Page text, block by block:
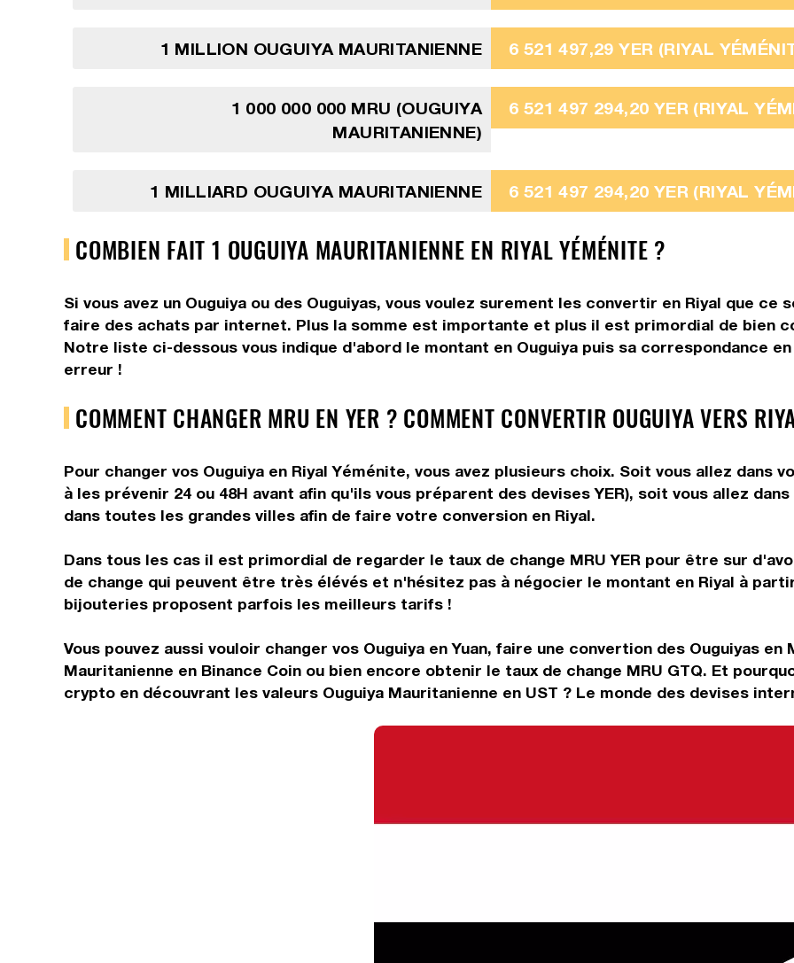
1 MILLION OUGUIYA MAURITANIENNE 6 521 497,29 YER (RIYAL
1 000 000 000 MRU (OUGUIYA
MAURITANIENNE)
6 521 497 294,20 YER (RIYAL
1 MILLIARD OUGUIYA MAURITANIENNE 6 521 497 294,20 YER (RIYAL
COMBIEN FAIT 1 OUGUIYA MAURITANIENNE EN RIYAL YÉMÉNITE ?
Si vous avez un Ouguiya ou des Ouguiyas, vous voulez surement les convertir en Riyal que
faire des achats par internet. Plus la somme est importante et plus il est primordial de bien
Notre liste ci-dessous vous indique d'abord le montant en Ouguiya puis sa correspondance
erreur !
COMMENT CHANGER MRU EN YER ? COMMENT CONVERTIR OUGUIYA VERS
Pour changer vos Ouguiya en Riyal Yéménite, vous avez plusieurs choix. Soit vous allez dans
à les prévenir 24 ou 48H avant afin qu'ils vous préparent des devises YER), soit vous allez
dans toutes les grandes villes afin de faire votre conversion en Riyal.
Dans tous les cas il est primordial de regarder le taux de change MRU YER pour être sur
de change qui peuvent être très élévés et n'hésitez pas à négocier le montant en Riyal à
bijouteries proposent parfois les meilleurs tarifs !
Vous pouvez aussi vouloir changer vos Ouguiya en Yuan, faire une convertion des Ouguiyas
Mauritanienne en Binance Coin ou bien encore obtenir le taux de change MRU GTQ. Et
crypto en découvrant les valeurs Ouguiya Mauritanienne en UST ? Le monde des devises